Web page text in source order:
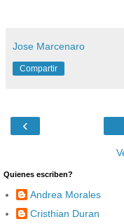
Jose Marcenaro
Compartir
‹
Quienes escriben?
Andrea Morales
Cristhian Duran